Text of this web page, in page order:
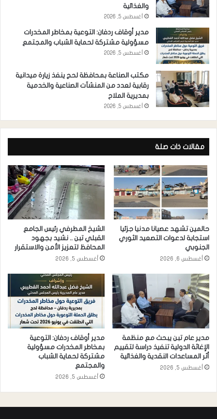
والغذائية
أغسطس 5, 2026
مدير أوقاف ردفان: التوعية بمخاطر المخدرات
مسؤولية مشتركة لحماية الشباب والمجتمع
أغسطس 5, 2026
مكتب الصناعة بمحافظة لحج ينفذ زيارة ميدانية
رقابية لعدد من المنشآت الصناعية والخدمية
بمديرية الملاح
أغسطس 5, 2026
مقالات ذات صلة
حالمين تشهد عصيانا مدنيا جزئيا
استجابة لدعوات التصعيد الثوري
الجنوبي
أغسطس 6, 2026
الشيخ المطرفي رئيس الجامع
القبلي تبن .. نشيد بجهود
المحافظ لتعزيز الأمن والاستقرار
أغسطس 5, 2026
مدير عام تبن يبحث مع منظمة
الإغاثة الدولية تنفيذ دراسة لتقييم
أثر المساعدات النقدية والغذائية
أغسطس 5, 2026
مدير أوقاف ردفان: التوعية
بمخاطر المخدرات مسؤولية
مشتركة لحماية الشباب
والمجتمع
أغسطس 5, 2026